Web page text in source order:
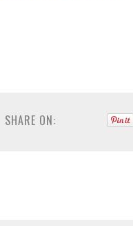
SHARE ON: